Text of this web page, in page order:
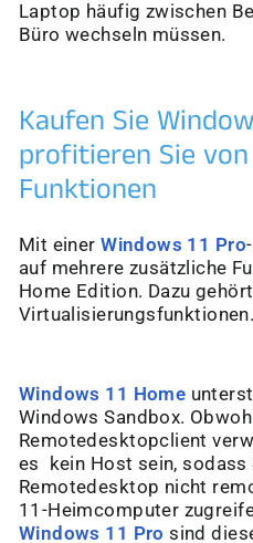
Laptop häufig zwischen
Büro wechseln müssen.
Kaufen Sie
profitieren Sie
Funktionen
Mit einerWindows 11 Pro
auf mehrere zusätzliche
Home Edition. Dazu
Virtualisierungsfunktionen.
Windows 11 Home
Windows Sandbox.
Remotedesktopclient
es kein Host sein,
Remotedesktop nicht
11-Heimcomputer
Windows 11 Pro sind